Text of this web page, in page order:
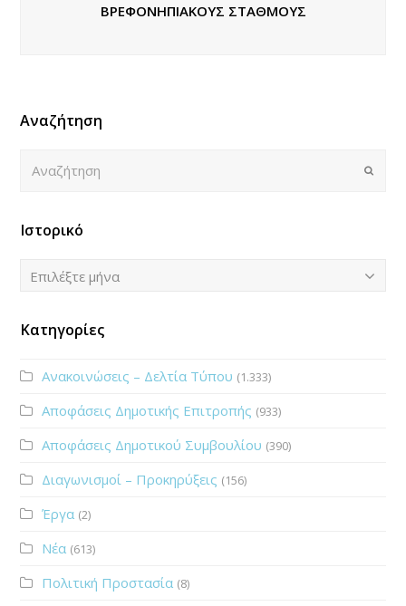
ΒΡΕΦΟΝΗΠΙΑΚΟΥΣ ΣΤΑΘΜΟΥΣ
Αναζήτηση
Submit
Ιστορικό
Ιστορικό
Επιλέξτε μήνα
Κατηγορίες
Ανακοινώσεις – Δελτία Τύπου (1.333)
Αποφάσεις Δημοτικής Επιτροπής (933)
Αποφάσεις Δημοτικού Συμβουλίου (390)
Διαγωνισμοί – Προκηρύξεις (156)
Έργα (2)
Νέα (613)
Πολιτική Προστασία (8)